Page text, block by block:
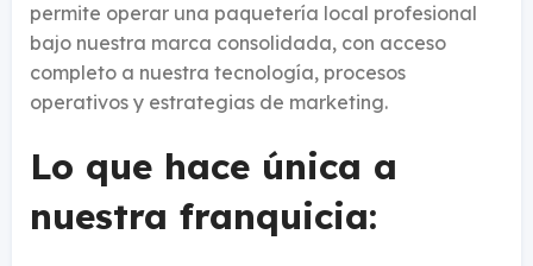
permite operar una paquetería local profesional
bajo nuestra marca consolidada, con acceso
completo a nuestra tecnología, procesos
operativos y estrategias de marketing.
Lo que hace única a
nuestra franquicia: